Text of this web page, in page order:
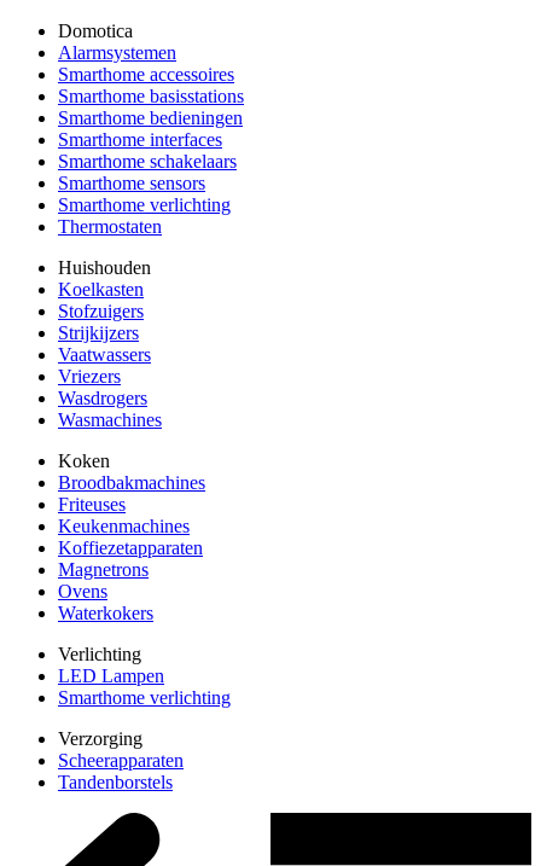
Domotica
Alarmsystemen
Smarthome accessoires
Smarthome basisstations
Smarthome bedieningen
Smarthome interfaces
Smarthome schakelaars
Smarthome sensors
Smarthome verlichting
Thermostaten
Huishouden
Koelkasten
Stofzuigers
Strijkijzers
Vaatwassers
Vriezers
Wasdrogers
Wasmachines
Koken
Broodbakmachines
Friteuses
Keukenmachines
Koffiezetapparaten
Magnetrons
Ovens
Waterkokers
Verlichting
LED Lampen
Smarthome verlichting
Verzorging
Scheerapparaten
Tandenborstels